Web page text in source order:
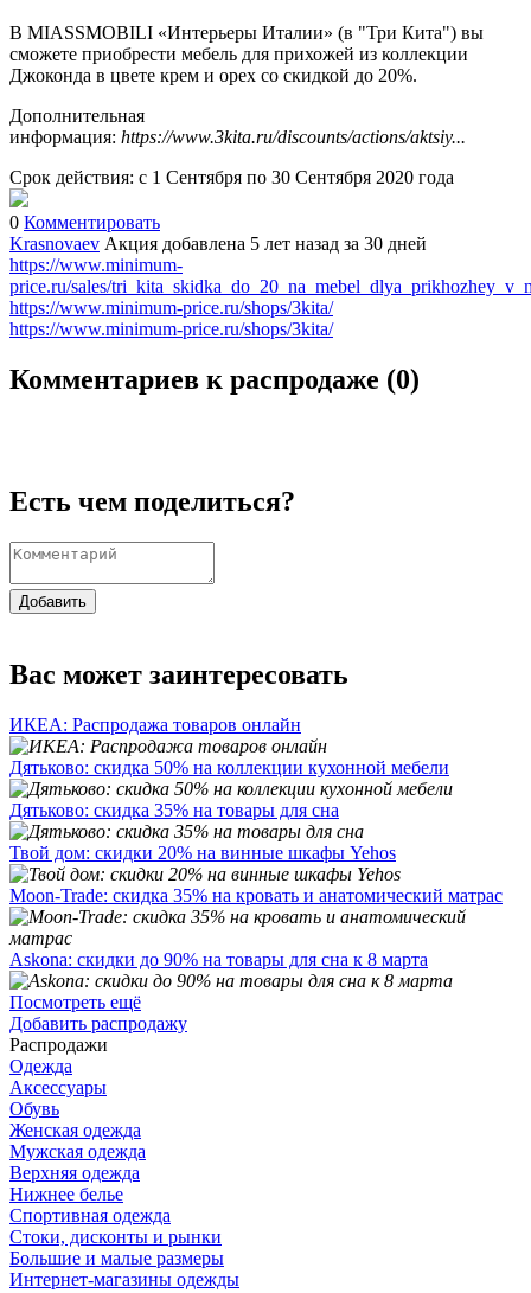
В MIASSMOBILI «Интерьеры Италии» (в "Три Кита") вы
сможете приобрести мебель для прихожей из коллекции
Джоконда в цвете крем и орех со скидкой до 20%.
Дополнительная
информация: https://www.3kita.ru/discounts/actions/aktsiy...
Срок действия: с 1 Сентября по 30 Сентября 2020 года
0 Комментировать
Krasnovaev Акция добавлена 5 лет назад за 30 дней
https://www.minimum-
price.ru/sales/
https://www.minimum-price.ru/shops/3kita/
https://www.minimum-price.ru/shops/3kita/
Комментариев к распродаже (0)
Есть чем поделиться?
Добавить
Вас может заинтересовать
ИКЕА: Распродажа товаров онлайн
Дятьково: скидка 50% на коллекции кухонной мебели
Дятьково: скидка 35% на товары для сна
Твой дом: скидки 20% на винные шкафы Yehos
Moon-Trade: скидка 35% на кровать и анатомический матрас
Askona: скидки до 90% на товары для сна к 8 марта
Посмотреть ещё
Добавить распродажу
Распродажи
Одежда
Аксессуары
Обувь
Женская одежда
Мужская одежда
Верхняя одежда
Нижнее белье
Спортивная одежда
Стоки, дисконты и рынки
Большие и малые размеры
Интернет-магазины одежды